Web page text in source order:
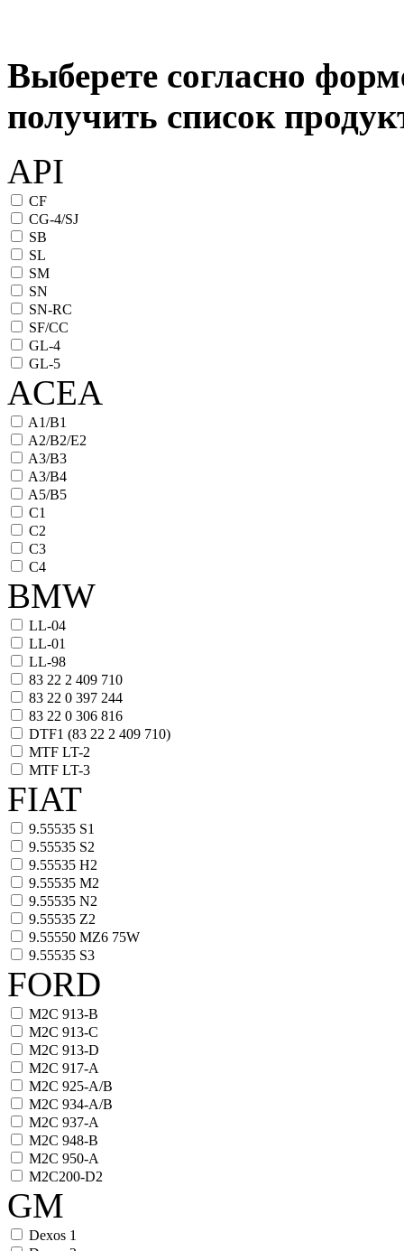
Выберете согласно
получить список
API
CF
CG-4/SJ
SB
SL
SM
SN
SN-RC
SF/CC
GL-4
GL-5
ACEA
A1/B1
A2/B2/E2
A3/B3
A3/B4
A5/B5
C1
C2
C3
C4
BMW
LL-04
LL-01
LL-98
83 22 2 409 710
83 22 0 397 244
83 22 0 306 816
DTF1 (83 22 2 409 710)
MTF LT-2
MTF LT-3
FIAT
9.55535 S1
9.55535 S2
9.55535 H2
9.55535 M2
9.55535 N2
9.55535 Z2
9.55550 MZ6 75W
9.55535 S3
FORD
M2C 913-B
M2C 913-C
M2C 913-D
M2C 917-A
M2C 925-A/B
M2C 934-A/B
M2C 937-A
M2C 948-B
M2C 950-A
M2C200-D2
GM
Dexos 1